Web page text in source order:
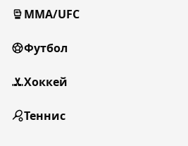
MMA/UFC
Футбол
Хоккей
Теннис